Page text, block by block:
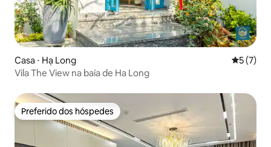
Casa ⋅ Hạ Long 5 de
5 (7)
Vila The View na baía de Ha Long
Preferido dos hóspedes
Preferido dos hóspedes